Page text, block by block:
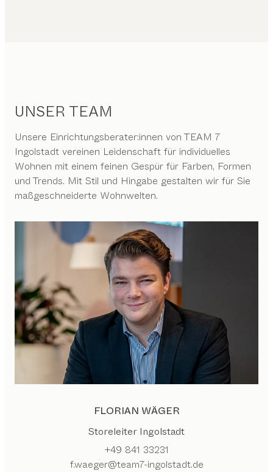
UNSER TEAM
Unsere Einrichtungsberater:innen von TEAM 7
Ingolstadt vereinen Leidenschaft für individuelles
Wohnen mit einem feinen Gespür für Farben, Formen
und Trends. Mit Stil und Hingabe gestalten wir für Sie
maßgeschneiderte Wohnwelten.
FLORIAN WÄGER
Storeleiter Ingolstadt
+49 841 33231
f.waeger@team7-ingolstadt.de